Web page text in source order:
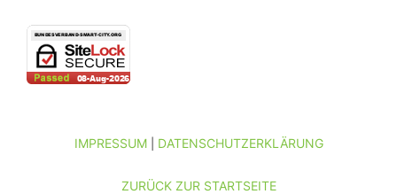
IMPRESSUM| DATENSCHUTZERKLÄRUNG
ZURÜCK ZUR STARTSEITE